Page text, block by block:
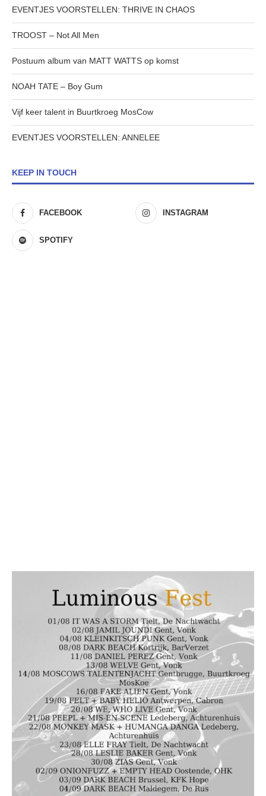
EVENTJES VOORSTELLEN: THRIVE IN CHAOS
TROOST – Not All Men
Postuum album van MATT WATTS op komst
NOAH TATE – Boy Gum
Vijf keer talent in Buurtkroeg MosCow
EVENTJES VOORSTELLEN: ANNELEE
KEEP IN TOUCH
FACEBOOK INSTAGRAM
SPOTIFY